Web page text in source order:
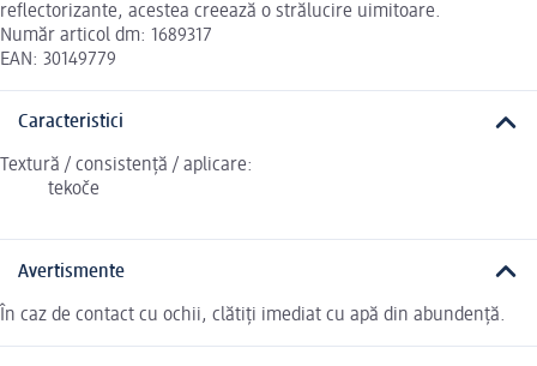
reflectorizante, acestea creează o strălucire uimitoare.
Număr articol dm: 1689317
EAN: 30149779
Caracteristici
Textură / consistență / aplicare:
tekoče
Avertismente
În caz de contact cu ochii, clătiți imediat cu apă din abundență.